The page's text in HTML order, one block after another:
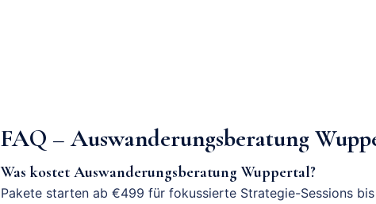
FAQ – Auswanderungsberatung
Was kostet Auswanderungsberatung Wuppertal?
Pakete starten ab €499 für fokussierte Strategie-Sessions